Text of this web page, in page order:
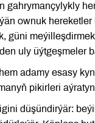
gahrymançylykly
ownuk
güni
uly üýtgeşmeler
adamy esasy
pikirleri
düşündirýär: